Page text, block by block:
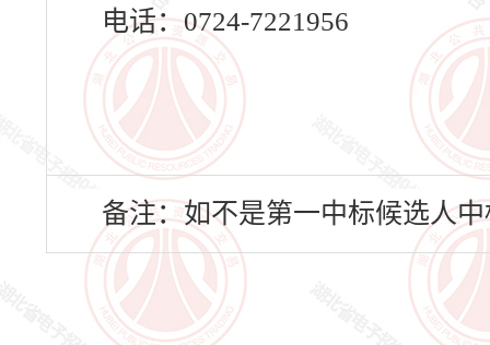
电话：0724-7221956
备注：如不是第一中标候选人